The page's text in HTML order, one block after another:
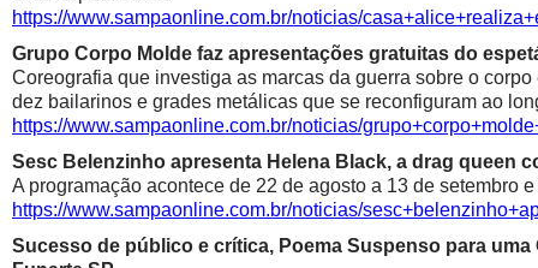
https://www.sampaonline.com.br/noticias/
Grupo Corpo Molde faz apresentações gratuitas do
Coreografia que investiga as marcas da guerra sobre o
dez bailarinos e grades metálicas que se reconfiguram ao
https://www.sampaonline.com.br/noticias/
Sesc Belenzinho apresenta Helena Black, a drag queen
A programação acontece de 22 de agosto a 13 de setembro
https://www.sampaonline.com.br/noticias/
Sucesso de público e crítica, Poema Suspenso para